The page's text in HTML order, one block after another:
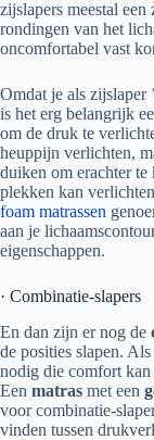
zijslapers meestal een
rondingen van het
oncomfortabel vast
Omdat je als zijslaper
is het erg belangrijk
om de druk te
heuppijn verlichten,
duiken om erachter te
plekken kan
foam matrassen
aan je
eigenschappen.
· Combinatie-slapers
En dan zijn er nog de
de posities slapen.
nodig die comfort
Een matras met een
voor combinatie-
vinden tussen